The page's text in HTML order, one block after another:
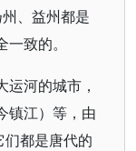
、益州都是
致的。
河的城市，
镇江）等，由
们都是唐代的